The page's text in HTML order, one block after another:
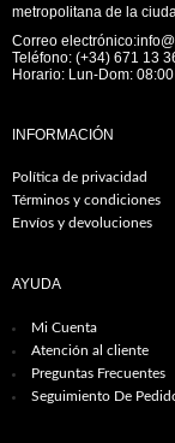
metropolitana de la
Correo
Teléfono: (+34) 671 13
Horario: Lun-Dom:
INFORMACIÓN
Política de privacidad
Términos y condiciones
Envíos y devoluciones
AYUDA
Mi Cuenta
Atención al cliente
Preguntas Frecuentes
Seguimiento De